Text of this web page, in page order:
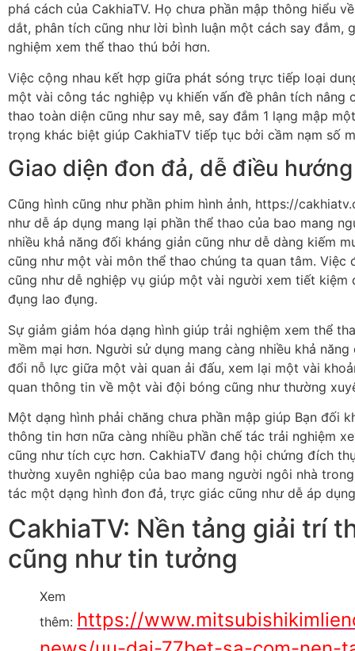
phá cách của CakhiaTV. Họ chưa phần mập thông hiểu
dắt, phân tích cũng như lời bình luận một cách say đắm,
nghiệm xem thể thao thú bởi hơn.
Việc cộng nhau kết hợp giữa phát sóng trực tiếp loại
một vài công tác nghiệp vụ khiến vấn đề phân tích nâng
thao toàn diện cũng như say mê, say đắm 1 lạng mập
trọng khác biệt giúp CakhiaTV tiếp tục bởi cầm nạm số
Giao diện đon đả, dễ điều hướng
Cũng hình cũng như phần phim hình ảnh, https://
như dễ áp dụng mang lại phần thể thao của bao mang
nhiều khả năng đối kháng giản cũng như dễ dàng kiếm
cũng như một vài môn thể thao chúng ta quan tâm.
cũng như dễ nghiệp vụ giúp một vài người xem tiết
đụng lao đụng.
Sự giảm giảm hóa dạng hình giúp trải nghiệm xem thể
mềm mại hơn. Người sử dụng mang càng nhiều khả
đổi nỗ lực giữa một vài quan ải đấu, xem lại một vài
quan thông tin về một vài đội bóng cũng như thường
Một dạng hình phải chăng chưa phần mập giúp Bạn đối
thông tin hơn nữa càng nhiều phần chế tác trải nghiệm
cũng như tích cực hơn. CakhiaTV đang hội chứng đích
thường xuyên nghiệp của bao mang người ngôi nhà
tác một dạng hình đon đả, trực giác cũng như dễ áp
CakhiaTV: Nền tảng giải trí
cũng như tin tưởng
Xem
thêm: https://